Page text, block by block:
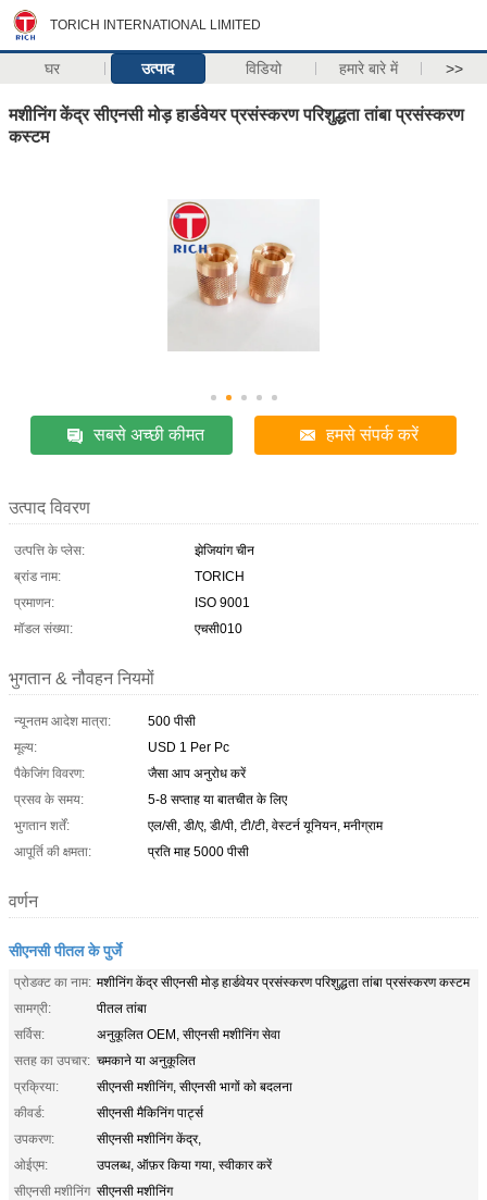
TORICH INTERNATIONAL LIMITED
घर उत्पाद विडियो हमारे बारे में >>
मशीनिंग केंद्र सीएनसी मोड़ हार्डवेयर प्रसंस्करण परिशुद्धता तांबा प्रसंस्करण
कस्टम
सबसे अच्छी कीमत हमसे संपर्क करें
उत्पाद विवरण
उत्पत्ति के प्लेस:
झेजियांग चीन
ब्रांड नाम:
TORICH
प्रमाणन:
ISO 9001
मॉडल संख्या:
एचसी010
भुगतान & नौवहन नियमों
न्यूनतम आदेश मात्रा:
500 पीसी
मूल्य:
USD 1 Per Pc
पैकेजिंग विवरण:
जैसा आप अनुरोध करें
प्रसव के समय:
5-8 सप्ताह या बातचीत के लिए
भुगतान शर्तें:
एल/सी, डी/ए, डी/पी, टी/टी, वेस्टर्न यूनियन, मनीग्राम
आपूर्ति की क्षमता:
प्रति माह 5000 पीसी
वर्णन
सीएनसी पीतल के पुर्जे
प्रोडक्ट का नाम: मशीनिंग केंद्र सीएनसी मोड़ हार्डवेयर प्रसंस्करण परिशुद्धता तांबा प्रसंस्करण कस्टम
सामग्री:
पीतल तांबा
सर्विस:
अनुकूलित OEM, सीएनसी मशीनिंग सेवा
सतह का उपचार: चमकाने या अनुकूलित
प्रक्रिया:
सीएनसी मशीनिंग, सीएनसी भागों को बदलना
कीवर्ड:
सीएनसी मैकिनिंग पार्ट्स
उपकरण:
सीएनसी मशीनिंग केंद्र,
ओईएम:
उपलब्ध, ऑफ़र किया गया, स्वीकार करें
सीएनसी मशीनिंग सीएनसी मशीनिंग